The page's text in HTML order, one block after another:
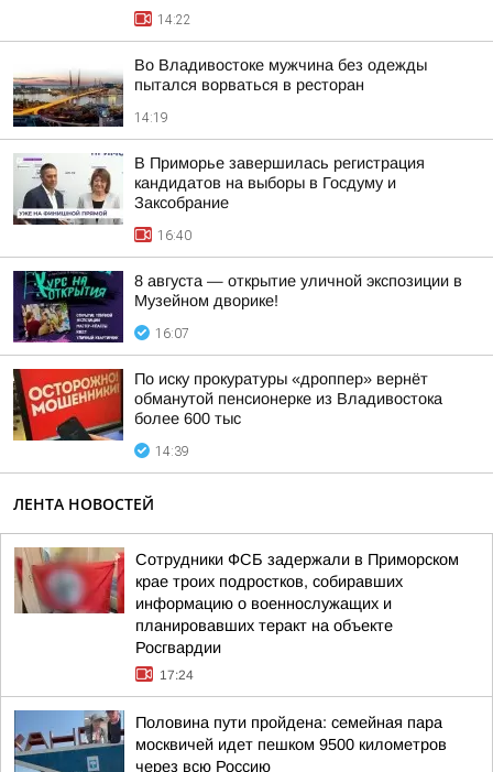
14:22
Во Владивостоке мужчина без одежды
пытался ворваться в ресторан
14:19
В Приморье завершилась регистрация
кандидатов на выборы в Госдуму и
Заксобрание
16:40
8 августа — открытие уличной экспозиции в
Музейном дворике!
16:07
По иску прокуратуры «дроппер» вернёт
обманутой пенсионерке из Владивостока
более 600 тыс
14:39
ЛЕНТА НОВОСТЕЙ
Сотрудники ФСБ задержали в Приморском
крае троих подростков, собиравших
информацию о военнослужащих и
планировавших теракт на объекте
Росгвардии
17:24
Половина пути пройдена: семейная пара
москвичей идет пешком 9500 километров
через всю Россию